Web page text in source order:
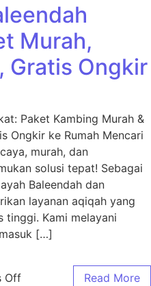
Murah,
Gratis Ongkir
Paket Kambing Murah &
Ongkir ke Rumah Mencari
murah, dan
solusi tepat! Sebagai
Baleendah dan
layanan aqiqah yang
tinggi. Kami melayani
[…]
Off Read More